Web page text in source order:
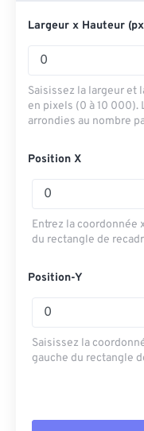
Largeur x Hauteur
Saisissez la largeur et
en pixels (0 à 10
arrondies au nombre
Position X
Entrez la coordonnée
du rectangle de
Position-Y
Saisissez la
gauche du rectangle